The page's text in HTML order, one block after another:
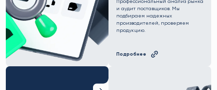
Профессиональный анализ рынка
и аудит поставщиков. Мы
подбираем надежных
производителей, проверяем
продукцию.
Подробнее